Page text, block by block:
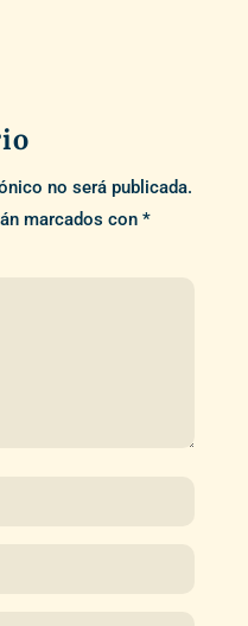
no será publicada.
marcados con *